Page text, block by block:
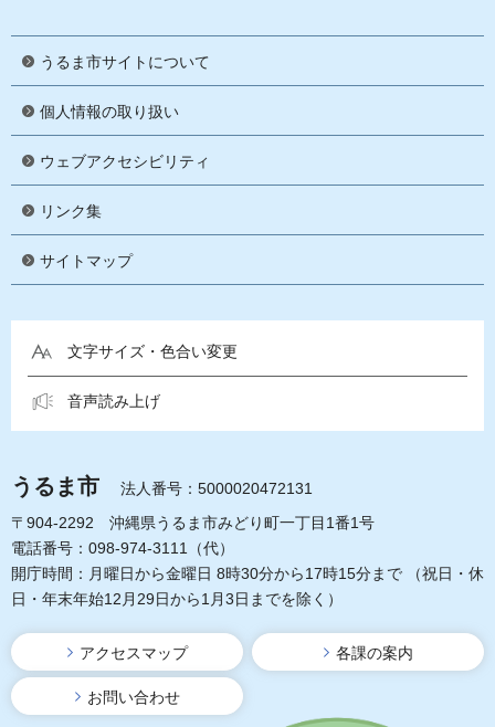
うるま市サイトについて
個人情報の取り扱い
ウェブアクセシビリティ
リンク集
サイトマップ
文字サイズ・色合い変更
音声読み上げ
うるま市
法人番号：5000020472131
〒904-2292 沖縄県うるま市みどり町一丁目1番1号
電話番号：098-974-3111（代）
開庁時間：月曜日から金曜日 8時30分から17時15分まで
（祝日・休
日・年末年始12月29日から1月3日までを除く）
アクセスマップ 各課の案内
お問い合わせ